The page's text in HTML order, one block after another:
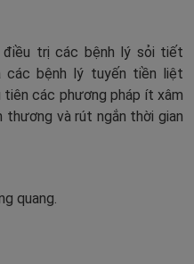
điều trị các bệnh lý sỏi tiết
các bệnh lý tuyến tiền liệt
tiên các phương pháp ít xâm
thương và rút ngắn thời gian
quang.